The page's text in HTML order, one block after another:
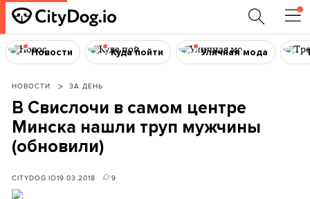
Новости Куда пойти Уличная мода
НОВОСТИ ЗА ДЕНЬ
В Свислочи в самом центре
Минска нашли труп мужчины
(обновили)
CITYDOG.IO19.03.2018 9